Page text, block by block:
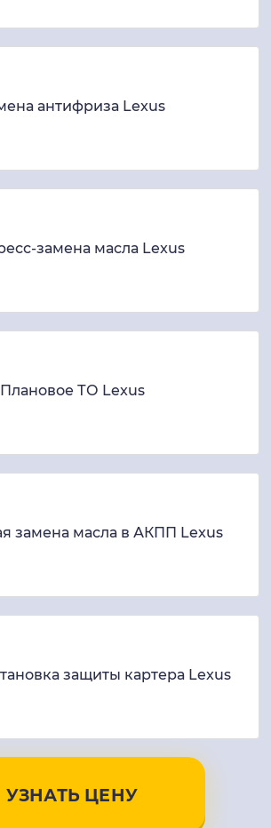
антифриза Lexus
замена масла Lexus
Плановое ТО Lexus
замена масла в АКПП Lexus
защиты картера Lexus
УЗНАТЬ ЦЕНУ